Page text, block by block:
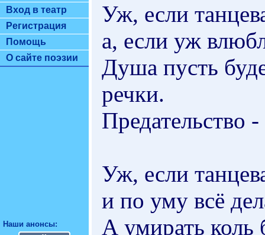
Вход в театр
Регистрация
Помощь
О сайте поэзии
Наши анонсы:
Уж, если
а, если уж
Душа пусть
речки.
Предательство
Уж, если
и по уму всё
А умирать коль